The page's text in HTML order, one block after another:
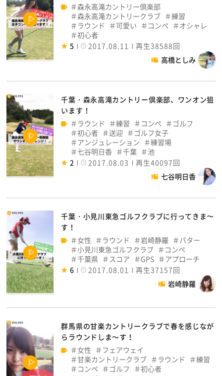
森永高滝カントリー倶楽部
森永高滝カントリークラブ
練習
ラウンド
可愛い コンペ
オシャレ
初心者
5
2017.08.11
再生38588回
高橋としみ
千葉・森永高滝カントリー倶楽部、ワンオン狙
います！
ラウンド
練習 コンペ
ゴルフ
初心者
送迎
ゴルフ女子
アンジュレーション
練習場
七谷明日香
千葉
池
2
2017.08.03
再生40097回
七谷明日香
千葉・小見川東急ゴルフクラブに行ってきま〜
す！
女性
ラウンド 岩崎静羅
パター
小見川東急ゴルフクラブ
コンペ
千葉県
スコア GPS
アプローチ
6
2017.08.01
再生37157回
岩崎静羅
群馬県の甘楽カントリークラブで春を感じなが
らラウンドしま～す！
女性
フェアウェイ
甘楽カントリークラブ
ラウンド
練習
コンペ
ゴルフ
初心者